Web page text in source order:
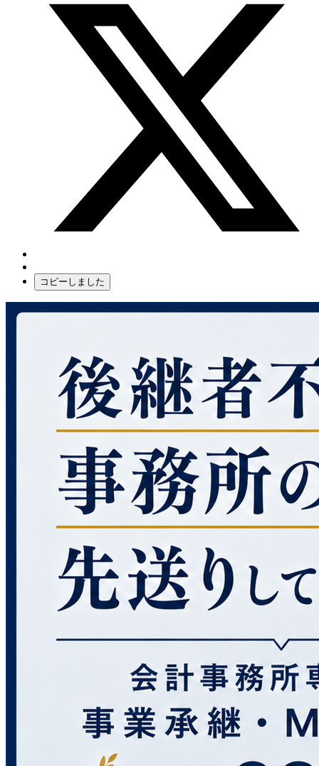
コピーしました